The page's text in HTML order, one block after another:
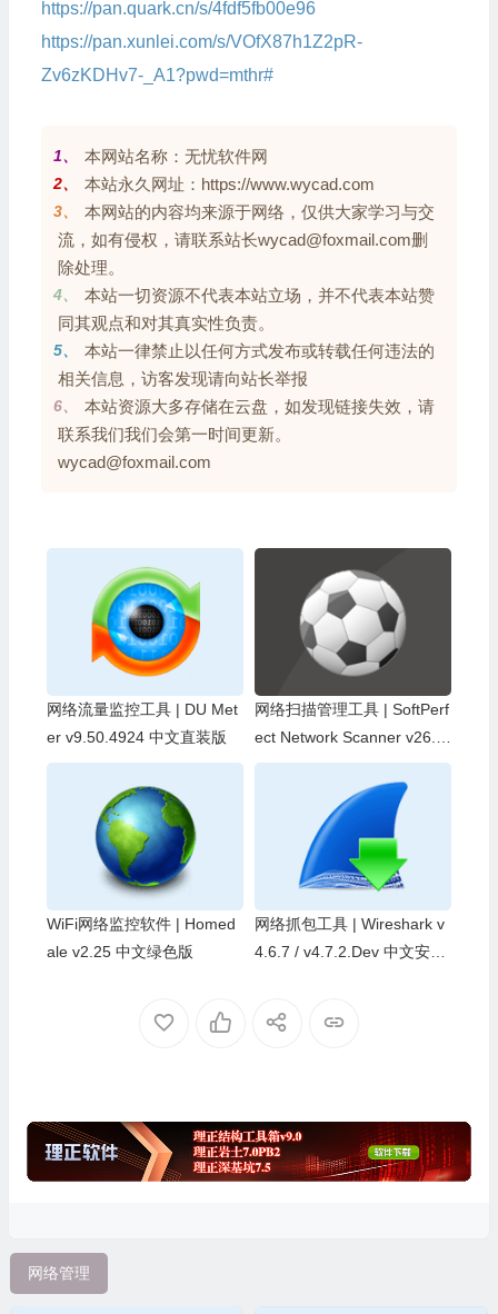
https://pan.quark.cn/s/4fdf5fb00e96
https://pan.xunlei.com/s/VOfX87h1Z2pR-
Zv6zKDHv7-_A1?pwd=mthr#
1、 本网站名称：无忧软件网
2、 本站永久网址：https://www.wycad.com
3、
本网站的内容均来源于网络，仅供大家学习与交
流，如有侵权，请联系站长wycad@foxmail.com删
除处理。
4、
本站一切资源不代表本站立场，并不代表本站赞
同其观点和对其真实性负责。
5、
本站一律禁止以任何方式发布或转载任何违法的
相关信息，访客发现请向站长举报
6、
本站资源大多存储在云盘，如发现链接失效，请
联系我们我们会第一时间更新。
wycad@foxmail.com
网络流量监控工具 | DU Met
er v9.50.4924 中文直装版
网络扫描管理工具 | SoftPerf
ect Network Scanner v26.7
中文绿色版
WiFi网络监控软件 | Homed
ale v2.25 中文绿色版
网络抓包工具 | Wireshark v
4.6.7 / v4.7.2.Dev 中文安装
网络管理